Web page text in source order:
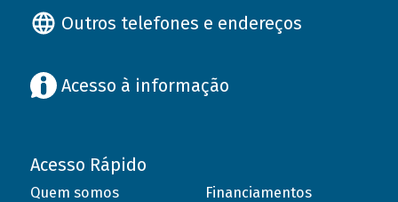
Outros telefones e endereços
Acesso à informação
Acesso Rápido
Quem somos
Financiamentos